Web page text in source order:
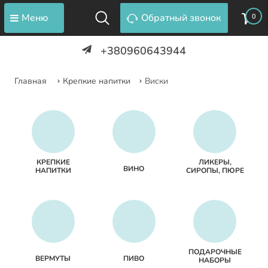
Меню Обратный звонок 0
+380960643944
Главная Крепкие напитки Виски
КРЕПКИЕ
НАПИТКИ
ВИНО
ЛИКЕРЫ,
СИРОПЫ, ПЮРЕ
ВЕРМУТЫ ПИВО
ПОДАРОЧНЫЕ
НАБОРЫ